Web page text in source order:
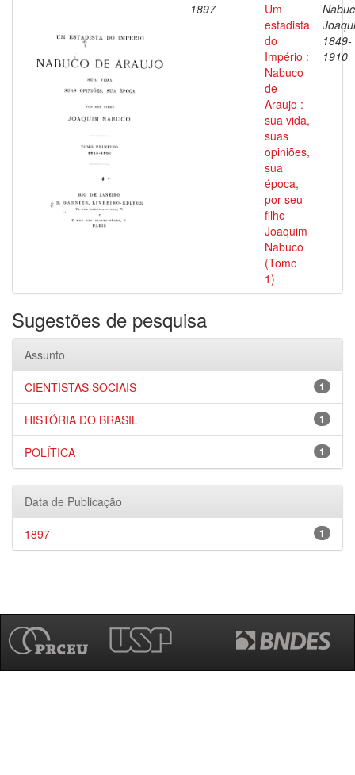
1897
Um
estadista
do
Império :
Nabuco
de
Araujo :
sua vida,
suas
opiniões,
sua
época,
por seu
filho
Joaquim
Nabuco
(Tomo
1)
1849-
1910
Sugestões de pesquisa
Assunto
1
CIENTISTAS SOCIAIS
1
HISTÓRIA DO BRASIL
1
POLÍTICA
Data de Publicação
1
1897